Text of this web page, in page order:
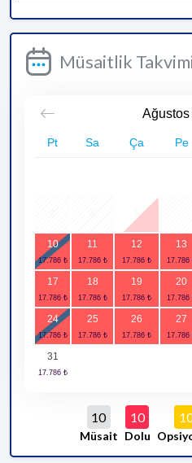
Müsaitlik
Ağustos
Pt Sa Ça Pe
5
10 11 12 13
17 18 19 20
24 25 26 27
31
10
Müsait
10
Dolu